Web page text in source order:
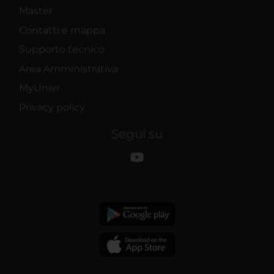
Master
Contatti e mappa
Supporto tecnico
Area Amministrativa
MyUnivr
Privacy policy
Segui su